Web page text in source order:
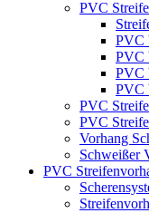
PVC
PVC
PVC
PVC
PVC
PVC
PVC
Vorhang
Schweißer
PVC